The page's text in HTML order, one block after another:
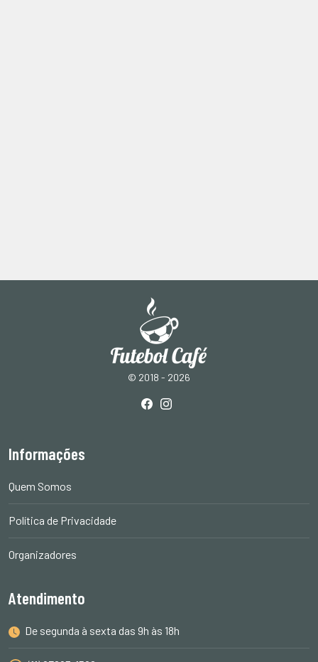
© 2018 - 2026
Informações
Quem Somos
Política de Privacidade
Organizadores
Atendimento
De segunda à sexta das 9h às 18h